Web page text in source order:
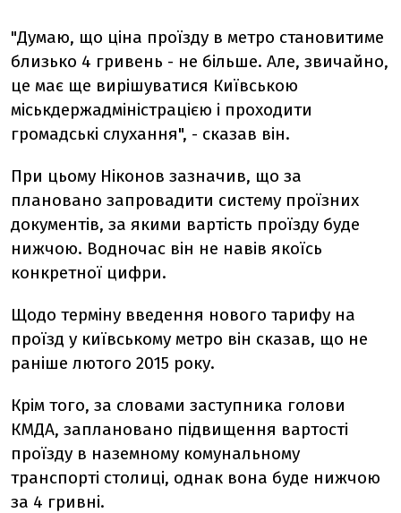
"Думаю, що ціна проїзду в метро становитиме
близько 4 гривень - не більше. Але, звичайно,
це має ще вирішуватися Київською
міськдержадміністрацією і проходити
громадські слухання", - сказав він.
При цьому Ніконов зазначив, що за
плановано запровадити систему проїзних
документів, за якими вартість проїзду буде
нижчою. Водночас він не навів якоїсь
конкретної цифри.
Щодо терміну введення нового тарифу на
проїзд у київському метро він сказав, що не
раніше лютого 2015 року.
Крім того, за словами заступника голови
КМДА, заплановано підвищення вартості
проїзду в наземному комунальному
транспорті столиці, однак вона буде нижчою
за 4 гривні.